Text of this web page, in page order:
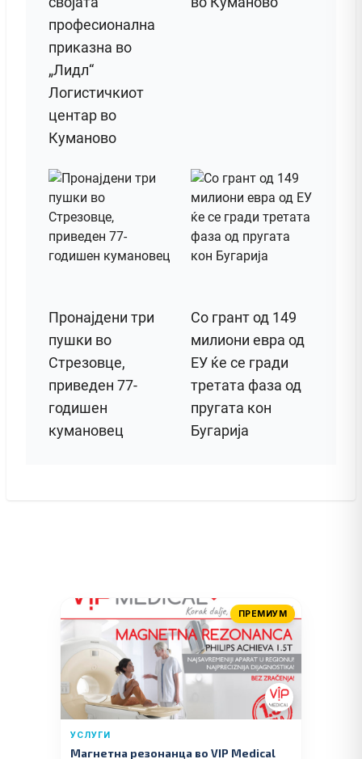
професионална
приказна во
„Лидл“
Логистичкиот
центар во
Куманово
Пронајдени три
пушки во
Стрезовце,
приведен 77-
годишен
кумановец
Со грант од 149
милиони евра од
ЕУ ќе се гради
третата фаза од
пругата кон
Бугарија
ПРЕМИУМ
УСЛУГИ
Магнетна резонанца во VIP Medical